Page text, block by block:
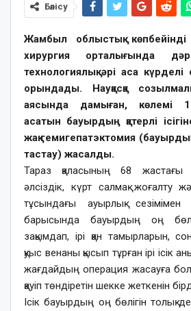
Бөлісу
Жамбыл облыстық
хирургия орталығында
технологиялық әрі аса
орындады. Науқасқа
аясында дамыған, көлемі
асатын бауырдың қатерлі
жақ гемигепатэктомия
тастау) жасалды.
Тараз қаласының 68 жастағы
әлсіздік, күрт салмақ жоғалту
тұсындағы ауырлық сезімімен
барысында бауырдың оң
зақымдап, ірі қан тамырларын,
қуыс венаны қысып тұрған ірі ісік
жағдайдың операция жасауға
қауіп төндіретін шекке жеткенін
Ісік бауырдың оң бөлігін толық